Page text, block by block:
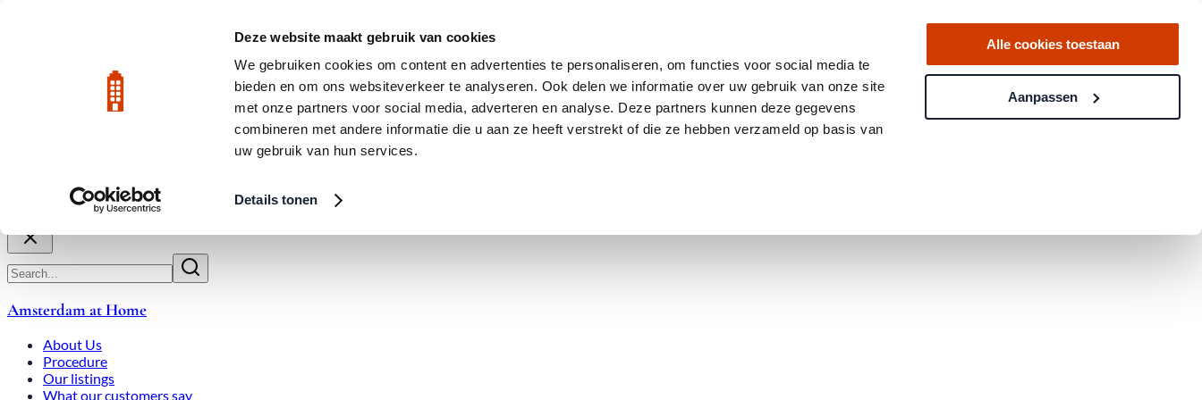
Deze website maakt gebruik van cookies
We gebruiken cookies om content en advertenties te personaliseren, om functies voor social media te
bieden en om ons websiteverkeer te analyseren. Ook delen we informatie over uw gebruik van onze site
met onze partners voor social media, adverteren en analyse. Deze partners kunnen deze gegevens
combineren met andere informatie die u aan ze heeft verstrekt of die ze hebben verzameld op basis van
uw gebruik van hun services.
Details tonen
Alle cookies toestaan
Aanpassen
Amsterdam at Home
About Us
Procedure
Our listings
What our customers say